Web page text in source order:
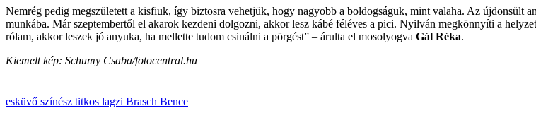
Nemrég pedig megszületett a kisfiuk, így biztosra vehetjük, hogy nagyobb a boldogságuk, mint valaha. Az újdonsült
munkába. Már szep­tembertől el akarok kezdeni dolgozni, akkor lesz kábé féléves a pici. Nyilván megkönnyíti a
rólam, akkor leszek jó anyuka, ha mellette tudom csinálni a pörgést” – árulta el mosolyogva Gál Réka.
Kiemelt kép: Schumy Csaba/fotocentral.hu
esküvő színész titkos lagzi Brasch Bence